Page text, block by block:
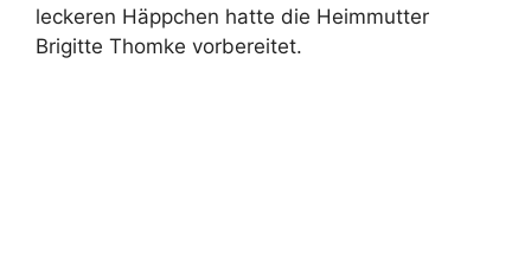
leckeren Häppchen hatte die Heimmutter
Brigitte Thomke vorbereitet.